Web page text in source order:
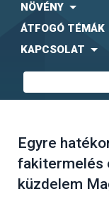
NÖVÉNY
ÁTFOGÓ TÉMÁK
KAPCSOLAT
Egyre
fakitermelés
küzdelem